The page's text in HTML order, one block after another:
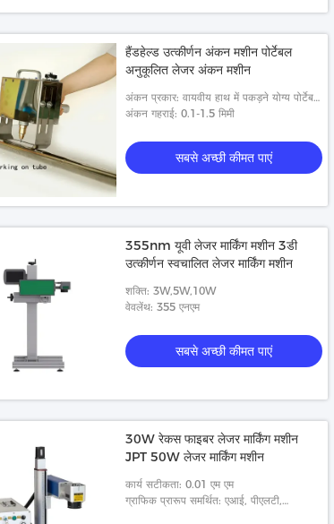
हैंडहेल्ड उत्कीर्णन अंकन मशीन पोर्टेबल
अनुकूलित लेजर अंकन मशीन
अंकन प्रकार: वायवीय हाथ में पकड़ने योग्य पोर्टेबल
वायवीय अंकन मशीन
अंकन गहराई: 0.1-1.5 मिमी
सबसे अच्छी कीमत पाएं
355nm यूवी लेजर मार्किंग मशीन 3डी
उत्कीर्णन स्वचालित लेजर मार्किंग मशीन
शक्ति: 3W,5W,10W
वेवलेंथ: 355 एनएम
सबसे अच्छी कीमत पाएं
30W रेकस फाइबर लेजर मार्किंग मशीन
JPT 50W लेजर मार्किंग मशीन
कार्य सटीकता: 0.01 एम एम
ग्राफिक प्रारूप समर्थित: एआई, पीएलटी,